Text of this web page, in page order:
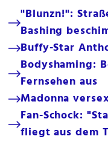
"Blunzn!":
Bashing
Buffy-Star
Bodyshaming:
Fernsehen aus
Madonna
Fan-Schock:
fliegt aus dem